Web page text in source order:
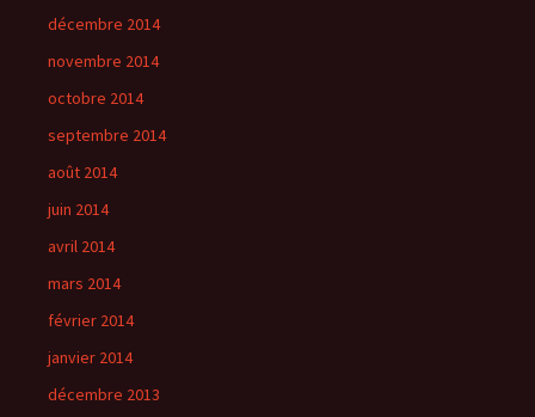
décembre 2014
novembre 2014
octobre 2014
septembre 2014
août 2014
juin 2014
avril 2014
mars 2014
février 2014
janvier 2014
décembre 2013